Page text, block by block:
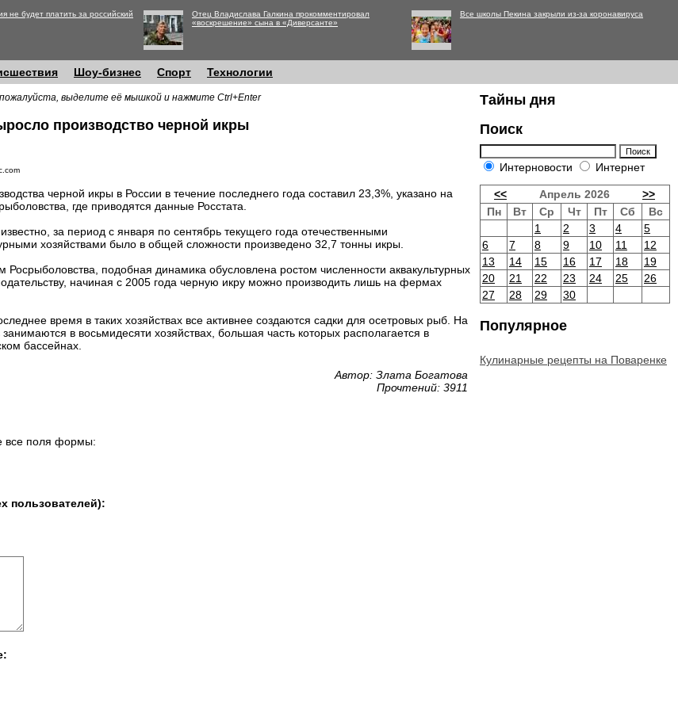
не будет платить за российский
Отец Владислава Галкина прокомментировал
«воскрешение» сына в «Диверсанте»
Все школы Пекина закрыли из-за коронавируса
Шоу-бизнес Спорт Технологии
выделите её мышкой и нажмите Ctrl+Enter
производство черной икры
черной икры в России в течение последнего года составил 23,3%, указано на
где приводятся данные Росстата.
за период с января по сентябрь текущего года отечественными
хозяйствами было в общей сложности произведено 32,7 тонны икры.
Росрыболовства, подобная динамика обусловлена ростом численности аквакультурных
начиная с 2005 года черную икру можно производить лишь на фермах
время в таких хозяйствах все активнее создаются садки для осетровых рыб. На
в восьмидесяти хозяйствах, большая часть которых располагается в
бассейнах.
Автор: Злата Богатова
Прочтений: 3911
все поля формы:
пользователей):
Тайны дня
Поиск
Интерновости Интернет
<< Апрель 2026
>>
Пн
Вт Ср Чт Пт Сб
Вс
1
2 3 4
5
6
7 8 9 10 11
12
13
14 15 16 17 18
19
20
21 22 23 24 25
26
27
28 29 30
Популярное
Кулинарные рецепты на Поваренке